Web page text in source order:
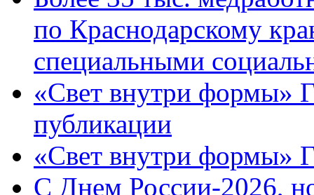
по Краснодарскому
специальными
«Свет внутри формы»
публикации
«Свет внутри формы»
C Днем России-2026,